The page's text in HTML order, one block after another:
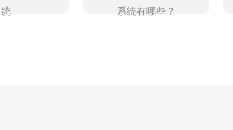
统
系统有哪些？